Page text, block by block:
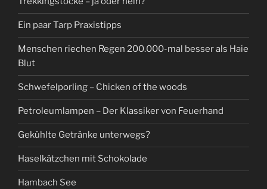
Ein paar Tarp Praxistipps
Menschen riechen Regen 200.000-mal besser als Haie
Blut
Schwefelporling – Chicken of the woods
Petroleumlampen – Der Klassiker von Feuerhand
Gekühlte Getränke unterwegs?
Haselkätzchen mit Schokolade
Hambach See